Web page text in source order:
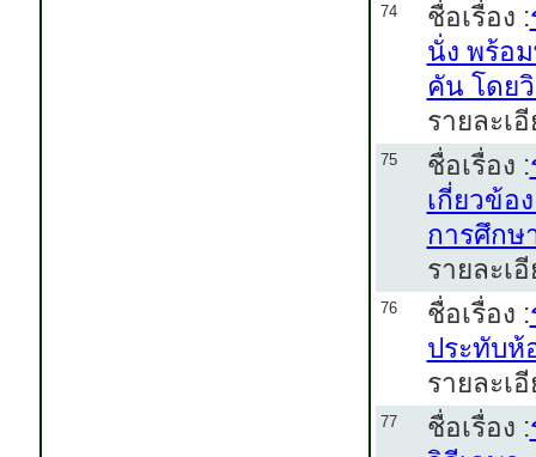
74 ชื่อเรื่อง :
นั่ง พร้อ
คัน โดยวิ
รายละเ
75 ชื่อเรื่อง :
เกี่ยวข้อ
การศึกษ
รายละเ
76 ชื่อเรื่อง :
ประทับห้
รายละเ
77 ชื่อเรื่อง :